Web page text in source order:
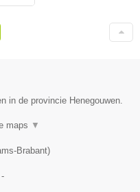
in de provincie Henegouwen.
maps ▼
Brabant)
-